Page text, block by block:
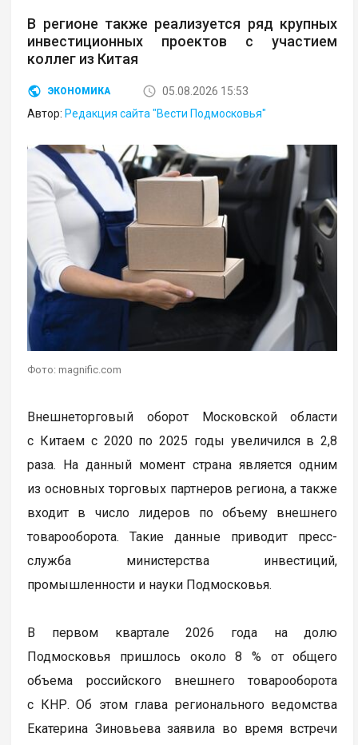
В регионе также реализуется ряд крупных
инвестиционных проектов с участием
коллег из Китая
ЭКОНОМИКА
05.08.2026 15:53
Автор: Редакция сайта "Вести Подмосковья"
Фото: magnific.com
Внешнеторговый оборот Московской области
с Китаем с 2020 по 2025 годы увеличился в 2,8
раза. На данный момент страна является одним
из основных торговых партнеров региона, а также
входит в число лидеров по объему внешнего
товарооборота. Такие данные приводит пресс-
служба министерства инвестиций,
промышленности и науки Подмосковья.
В первом квартале 2026 года на долю
Подмосковья пришлось около 8 % от общего
объема российского внешнего товарооборота
с КНР. Об этом глава регионального ведомства
Екатерина Зиновьева заявила во время встречи